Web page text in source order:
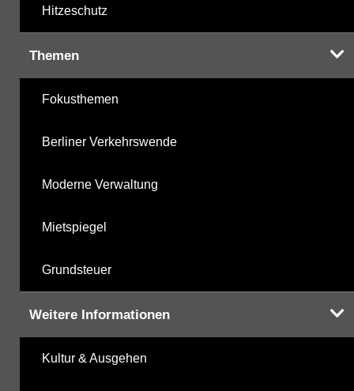
Hitzeschutz
Themen
Fokusthemen
Berliner Verkehrswende
Moderne Verwaltung
Mietspiegel
Grundsteuer
Weitere Informationen
Kultur & Ausgehen